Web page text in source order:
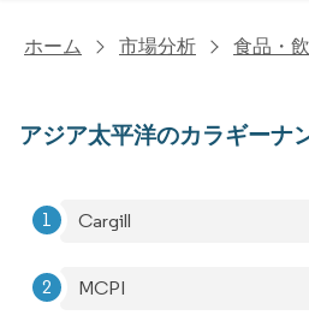
ホーム 市場分析 食品・
アジア太平洋のカラギーナ
Cargill
MCPI